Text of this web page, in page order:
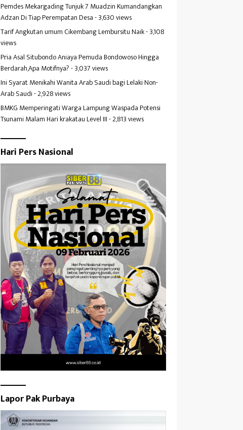
Pemdes Mekargading Tunjuk 7 Muadzin Kumandangkan
Adzan Di Tiap Perempatan Desa- 3,630 views
Tarif Angkutan umum Cikembang Lembursitu Naik- 3,108
views
Pria Asal Situbondo Aniaya Pemuda Bondowoso Hingga
Berdarah,Apa Motifnya?- 3,037 views
Ini Syarat Menikahi Wanita Arab Saudi bagi Lelaki Non-
Arab Saudi- 2,928 views
BMKG Memperingati Warga Lampung Waspada Potensi
Tsunami Malam Hari krakatau Level III- 2,813 views
Hari Pers Nasional
Lapor Pak Purbaya